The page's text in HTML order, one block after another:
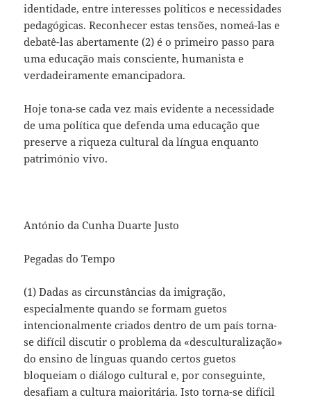
identidade, entre interesses políticos e necessidades
pedagógicas. Reconhecer estas tensões, nomeá-las e
debatê-las abertamente (2) é o primeiro passo para
uma educação mais consciente, humanista e
verdadeiramente emancipadora.
Hoje tona-se cada vez mais evidente a necessidade
de uma política que defenda uma educação que
preserve a riqueza cultural da língua enquanto
património vivo.
António da Cunha Duarte Justo
Pegadas do Tempo
(1) Dadas as circunstâncias da imigração,
especialmente quando se formam guetos
intencionalmente criados dentro de um país torna-
se difícil discutir o problema da «desculturalização»
do ensino de línguas quando certos guetos
bloqueiam o diálogo cultural e, por conseguinte,
desafiam a cultura maioritária. Isto torna-se difícil